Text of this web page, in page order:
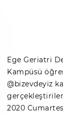
Ege Geriatri
Kampüsü
@bizevdeyiz
2020